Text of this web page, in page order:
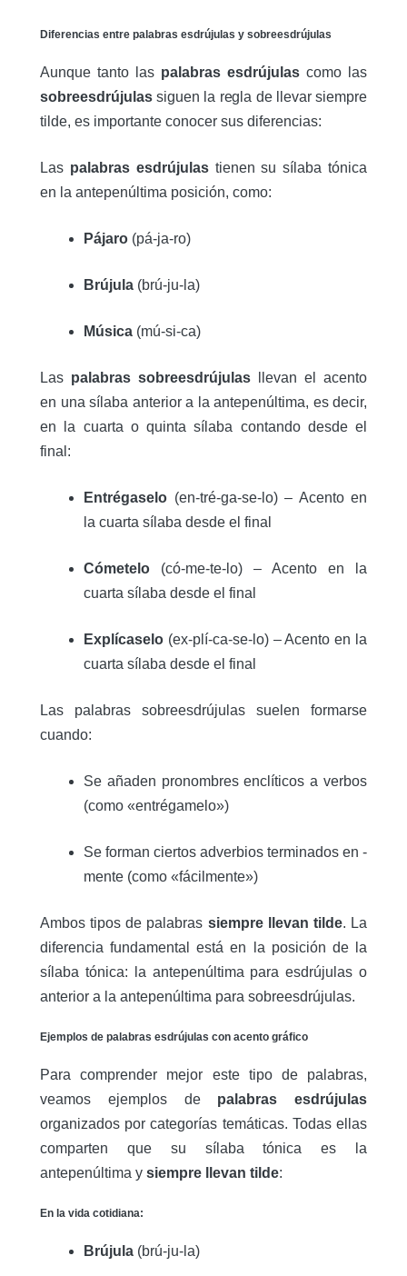
Diferencias entre palabras esdrújulas y sobreesdrújulas
Aunque tanto las palabras esdrújulas como las
sobreesdrújulas siguen la regla de llevar siempre
tilde, es importante conocer sus diferencias:
Las palabras esdrújulastienen su sílaba tónica
en la antepenúltima posición, como:
Pájaro (pá-ja-ro)
Brújula (brú-ju-la)
Música (mú-si-ca)
Las palabras sobreesdrújulas llevan el acento
en una sílaba anterior a la antepenúltima, es decir,
en la cuarta o quinta sílaba contando desde el
final:
Entrégaselo (en-tré-ga-se-lo) – Acento en
la cuarta sílaba desde el final
Cómetelo (có-me-te-lo) – Acento en la
cuarta sílaba desde el final
Explícaselo (ex-plí-ca-se-lo) – Acento en la
cuarta sílaba desde el final
Las palabras sobreesdrújulas suelen formarse
cuando:
Se añaden pronombres enclíticos a verbos
(como «entrégamelo»)
Se forman ciertos adverbios terminados en -
mente (como «fácilmente»)
Ambos tipos de palabras siempre llevan tilde. La
diferencia fundamental está en la posición de la
sílaba tónica: la antepenúltima para esdrújulas o
anterior a la antepenúltima para sobreesdrújulas.
Ejemplos de palabras esdrújulas con acento gráfico
Para comprender mejor este tipo de palabras,
veamos ejemplos de palabras esdrújulas
organizados por categorías temáticas. Todas ellas
comparten que su sílaba tónica es la
antepenúltima y siempre llevan tilde:
En la vida cotidiana:
Brújula (brú-ju-la)